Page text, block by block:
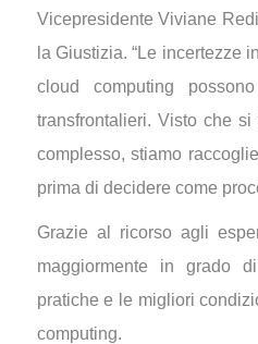
Vicepresidente Viviane
la Giustizia. “Le incertezze
cloud computing
transfrontalieri. Visto che
complesso, stiamo
prima di decidere come
Grazie al ricorso agli
maggiormente in grado
pratiche e le migliori
computing.